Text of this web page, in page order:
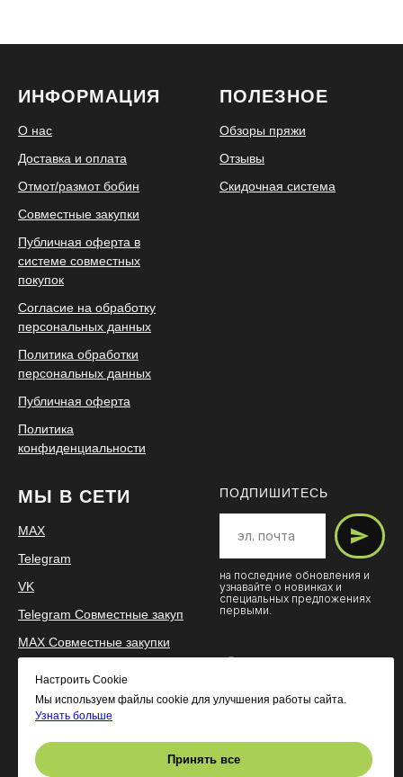
ИНФОРМАЦИЯ
О нас
Доставка и оплата
Отмот/размот бобин
Совместные закупки
Публичная оферта в
системе совместных
покупок
Согласие на обработку
персональных данных
Политика обработки
персональных данных
Публичная оферта
Политика
конфиденциальности
ПОЛЕЗНОЕ
Обзоры пряжи
Отзывы
Скидочная система
МЫ В СЕТИ
MAX
Telegram
VK
Telegram Совместные закуп
MAX Cовместные закупки
ПОДПИШИТЕСЬ
на последние обновления и
узнавайте о новинках и
специальных предложениях
первыми.
© 2024 вяжемвместе.рф
МАГАЗИН
Настроить Cookie
Мы используем файлы cookie для улучшения работы сайта.
Узнать больше
Принять все